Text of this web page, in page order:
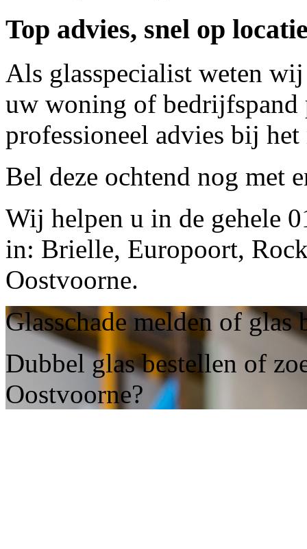
Top advies, snel op
Als glasspecialist weten
uw woning of bedrijfspand
professioneel advies bij
Bel deze ochtend nog met
Wij helpen u in de gehele
in: Brielle, Europoort,
Oostvoorne.
Glasschade melden of glas
Dubbel glas bestellen of
Oostvoorne?